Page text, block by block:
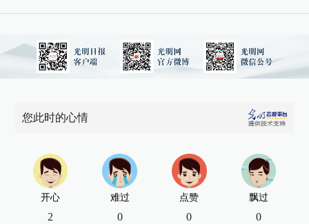
您此时的心情
开心
2
难过
0
点赞
0
飘过
0